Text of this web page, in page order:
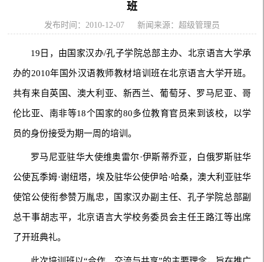
班
发布时间：2010-12-07 新闻来源：超级管理员
19日，由国家汉办/孔子学院总部主办、北京语言大学承
办的2010年国外汉语教师教材培训班在北京语言大学开班。
共有来自英国、澳大利亚、新西兰、葡萄牙、罗马尼亚、哥
伦比亚、南非等18个国家的80多位教育官员来到该校，以学
员的身份接受为期一周的培训。
罗马尼亚驻华大使维奥雷尔·伊斯蒂乔亚，白俄罗斯驻华
公使瓦季姆·谢纽塔，埃及驻华公使伊哈·哈桑，澳大利亚驻华
使馆公使衔参赞万胤忠，国家汉办副主任、孔子学院总部副
总干事胡志平，北京语言大学校务委员会主任王路江等出席
了开班典礼。